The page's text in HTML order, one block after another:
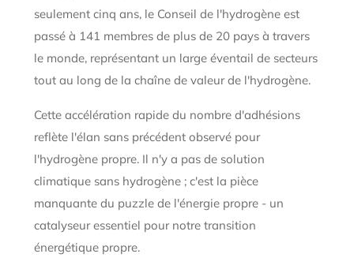
seulement cinq ans, le Conseil de l'hydrogène est
passé à 141 membres de plus de 20 pays à travers
le monde, représentant un large éventail de secteurs
tout au long de la chaîne de valeur de l'hydrogène.
Cette accélération rapide du nombre d'adhésions
reflète l'élan sans précédent observé pour
l'hydrogène propre. Il n'y a pas de solution
climatique sans hydrogène ; c'est la pièce
manquante du puzzle de l'énergie propre - un
catalyseur essentiel pour notre transition
énergétique propre.